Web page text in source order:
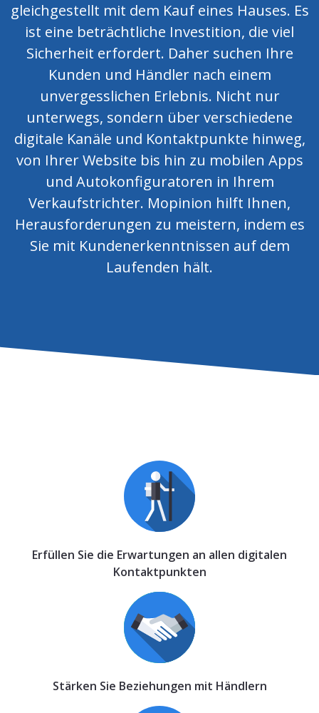
gleichgestellt mit dem Kauf eines Hauses. Es
ist eine beträchtliche Investition, die viel
Sicherheit erfordert. Daher suchen Ihre
Kunden und Händler nach einem
unvergesslichen Erlebnis. Nicht nur
unterwegs, sondern über verschiedene
digitale Kanäle und Kontaktpunkte hinweg,
von Ihrer Website bis hin zu mobilen Apps
und Autokonfiguratoren in Ihrem
Verkaufstrichter. Mopinion hilft Ihnen,
Herausforderungen zu meistern, indem es
Sie mit Kundenerkenntnissen auf dem
Laufenden hält.
Erfüllen Sie die Erwartungen an allen digitalen
Kontaktpunkten
Stärken Sie Beziehungen mit Händlern